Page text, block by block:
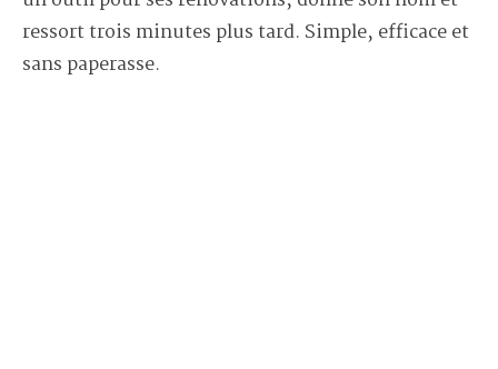
ressort trois minutes plus tard. Simple, efficace et
sans paperasse.